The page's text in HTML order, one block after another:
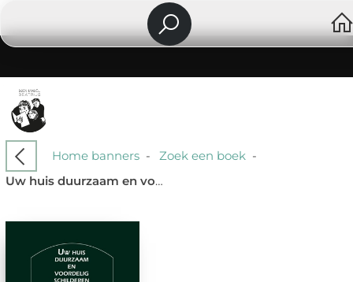
Home banners- Zoek een boek-
Uw huis duurzaam en voordelig schilderen